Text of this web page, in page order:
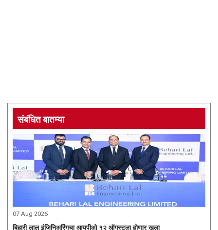
संबंधित बातम्या
07 Aug 2026
बिहारी लाल इंजिनिअरिंगचा आयपीओ १२ ऑगस्टला होणार खुला